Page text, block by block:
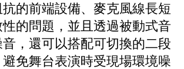
的前端設備、麥克風線長短
的問題，並且透過被動式音
，還可以搭配可切換的二段
免舞台表演時受現場環境噪